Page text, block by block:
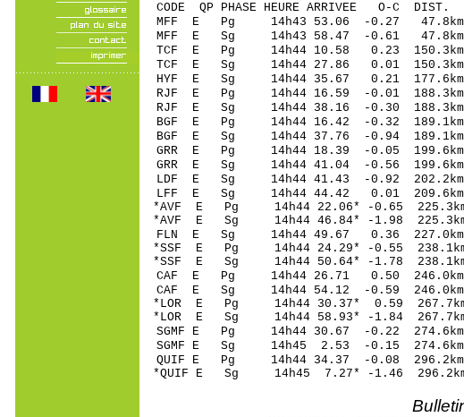
CODE QP PHASE HEURE ARRIVEE O-C
MFF E Pg 14h43 53.06
MFF E Sg 14h43 58.47 -0.61
TCF E Pg 14h44 10.58
TCF E Sg 14h44 27.86 0.01
HYF E Sg 14h44 35.67 0.21
RJF E Pg 14h44 16.59 -
RJF E Sg 14h44 38.16 -0.30
BGF E Pg 14h44 16.42
BGF E Sg 14h44 37.76 -0.94
GRR E Pg 14h44 18.39 -
GRR E Sg 14h44 41.04 -0.56
LDF E Sg 14h44 41.43 -0.92
LFF E Sg 14h44 44.42
*AVF E Pg 14h44 22.06*
*AVF E Sg 14h44 46.84* -1.98
FLN E Sg 14h44 49.67 0.36
*SSF E Pg 14h44 24.29*
*SSF E Sg 14h44 50.64* -1.78
CAF E Pg 14h44 26.71
CAF E Sg 14h44 54.12 -0.59
*LOR E Pg 14h44
*LOR E Sg 14h44 58.93* -1.84
SGMF E Pg 14h44 30.67
SGMF E Sg 14h45 2.53 -0.15
QUIF E Pg 14h44 34.37
*QUIF E Sg 14h45 7.27*